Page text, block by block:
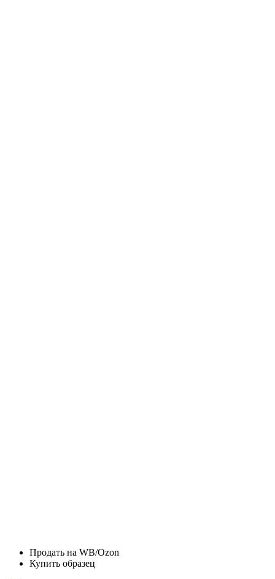
Продать на WB/Ozon
Купить образец